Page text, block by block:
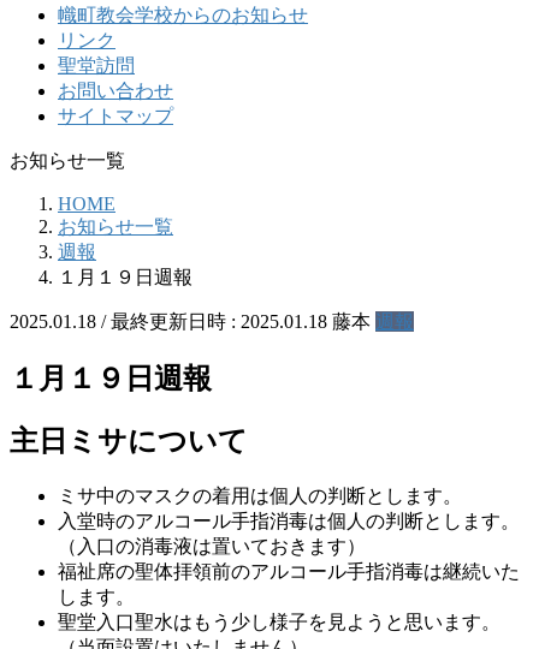
幟町教会学校からのお知らせ
リンク
聖堂訪問
お問い合わせ
サイトマップ
お知らせ一覧
HOME
お知らせ一覧
週報
１月１９日週報
2025.01.18 / 最終更新日時 : 2025.01.18 藤本 週報
１月１９日週報
主日ミサについて
ミサ中のマスクの着用は個人の判断とします。
入堂時のアルコール手指消毒は個人の判断とします。
（入口の消毒液は置いておきます）
福祉席の聖体拝領前のアルコール手指消毒は継続いた
します。
聖堂入口聖水はもう少し様子を見ようと思います。